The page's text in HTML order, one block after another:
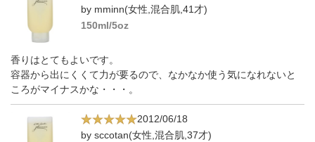
by mminn(女性,混合肌,41才)
150ml/5oz
香りはとてもよいです。
容器から出にくくて力が要るので、なかなか使う気になれないと
ころがマイナスかな・・・。
2012/06/18
by sccotan(女性,混合肌,37才)